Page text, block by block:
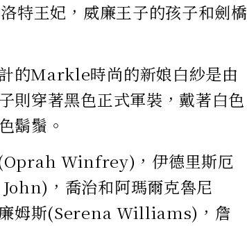
特王妃，威廉王子的孩子和劍橋
的Markle時尚的新娘白紗是由
則穿著黑色正式軍裝，戴著白色
鬍鬚。
Winfrey)，伊德里斯厄
，喬治和阿瑪爾克魯尼
姆斯(Serena Williams)，詹